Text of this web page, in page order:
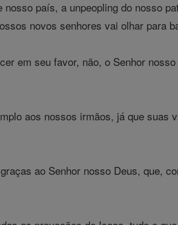
país, a unpeopling do nosso
novos senhores vai olhar para
em seu favor, não, o Senhor
aos nossos irmãos, já que suas
ao Senhor nosso Deus, que,